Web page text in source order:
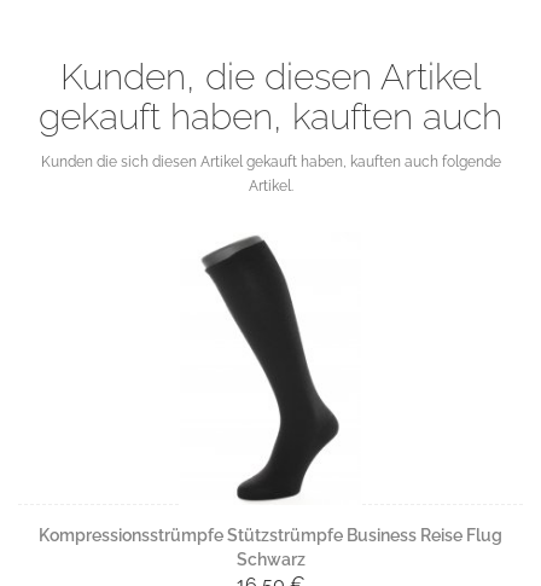
Kunden, die diesen Artikel
gekauft haben, kauften auch
Kunden die sich diesen Artikel gekauft haben, kauften auch folgende
Artikel.
Kompressionsstrümpfe Stützstrümpfe Business Reise Flug
Schwarz